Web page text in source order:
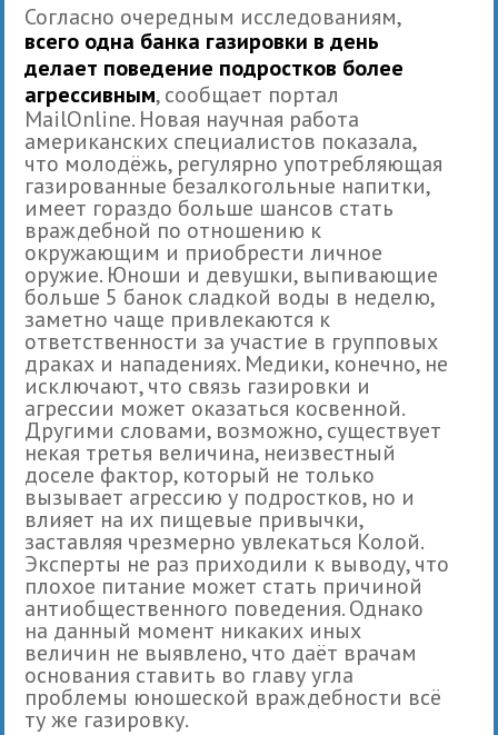
Согласно очередным исследованиям,
всего одна банка газировки в день
делает поведение подростков более
агрессивным, сообщает портал
MailOnline. Новая научная работа
американских специалистов показала,
что молодёжь, регулярно употребляющая
газированные безалкогольные напитки,
имеет гораздо больше шансов стать
враждебной по отношению к
окружающим и приобрести личное
оружие. Юноши и девушки, выпивающие
больше 5 банок сладкой воды в неделю,
заметно чаще привлекаются к
ответственности за участие в групповых
драках и нападениях. Медики, конечно, не
исключают, что связь газировки и
агрессии может оказаться косвенной.
Другими словами, возможно, существует
некая третья величина, неизвестный
доселе фактор, который не только
вызывает агрессию у подростков, но и
влияет на их пищевые привычки,
заставляя чрезмерно увлекаться Колой.
Эксперты не раз приходили к выводу, что
плохое питание может стать причиной
антиобщественного поведения. Однако
на данный момент никаких иных
величин не выявлено, что даёт врачам
основания ставить во главу угла
проблемы юношеской враждебности всё
ту же газировку.